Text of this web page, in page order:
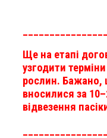
Ще на етапі
узгодити
рослин. Бажано,
вносилися за
відвезення